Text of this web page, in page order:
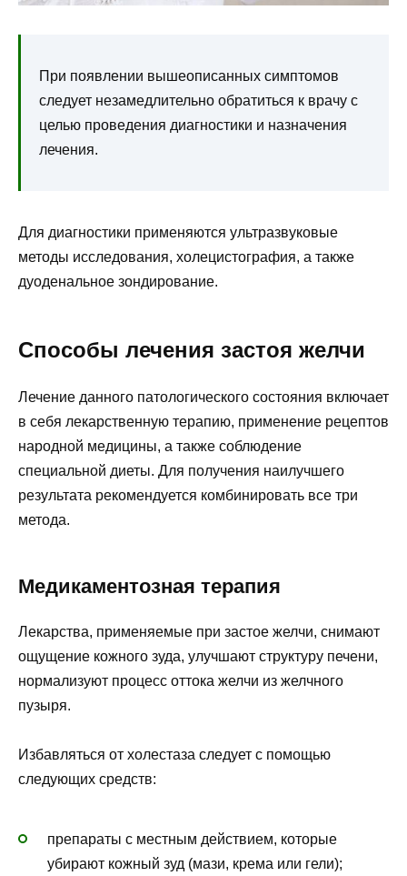
При появлении вышеописанных симптомов
следует незамедлительно обратиться к врачу с
целью проведения диагностики и назначения
лечения.
Для диагностики применяются ультразвуковые
методы исследования, холецистография, а также
дуоденальное зондирование.
Способы лечения застоя желчи
Лечение данного патологического состояния включает
в себя лекарственную терапию, применение рецептов
народной медицины, а также соблюдение
специальной диеты. Для получения наилучшего
результата рекомендуется комбинировать все три
метода.
Медикаментозная терапия
Лекарства, применяемые при застое желчи, снимают
ощущение кожного зуда, улучшают структуру печени,
нормализуют процесс оттока желчи из желчного
пузыря.
Избавляться от холестаза следует с помощью
следующих средств:
препараты с местным действием, которые
убирают кожный зуд (мази, крема или гели);